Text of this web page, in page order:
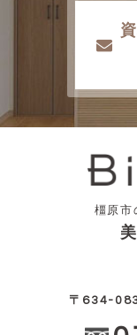
橿原市
〒634-